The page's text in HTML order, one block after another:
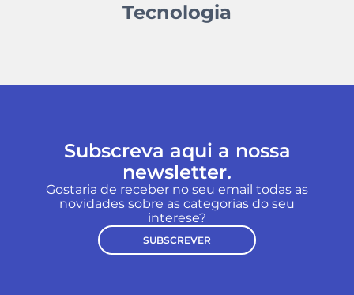
Tecnologia
Subscreva aqui a nossa
newsletter.
Gostaria de receber no seu email todas as
novidades sobre as categorias do seu
interese?
SUBSCREVER